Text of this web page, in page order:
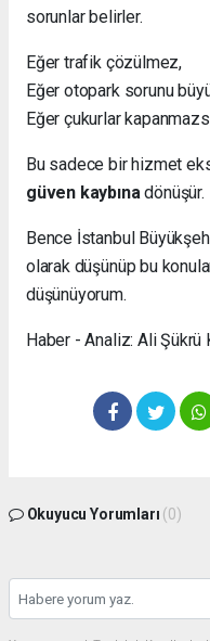
sorunlar belirler.
Eğer trafik çözülmez,
Eğer otopark sorunu
Eğer çukurlar
Bu sadece bir hizmet
güven kaybına dönüşür.
Bence İstanbul
olarak düşünüp bu
düşünüyorum.
Haber - Analiz: Ali Şükrü
Okuyucu Yorumları (0)